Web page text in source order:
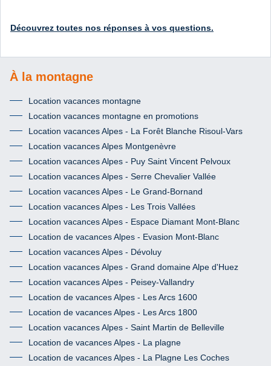
Découvrez toutes nos réponses à vos questions.
À la montagne
Location vacances montagne
Location vacances montagne en promotions
Location vacances Alpes - La Forêt Blanche Risoul-Vars
Location vacances Alpes Montgenèvre
Location vacances Alpes - Puy Saint Vincent Pelvoux
Location vacances Alpes - Serre Chevalier Vallée
Location vacances Alpes - Le Grand-Bornand
Location vacances Alpes - Les Trois Vallées
Location vacances Alpes - Espace Diamant Mont-Blanc
Location de vacances Alpes - Evasion Mont-Blanc
Location vacances Alpes - Dévoluy
Location vacances Alpes - Grand domaine Alpe d'Huez
Location vacances Alpes - Peisey-Vallandry
Location de vacances Alpes - Les Arcs 1600
Location de vacances Alpes - Les Arcs 1800
Location vacances Alpes - Saint Martin de Belleville
Location de vacances Alpes - La plagne
Location de vacances Alpes - La Plagne Les Coches